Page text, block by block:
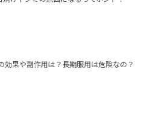
効果や副作用は？長期服用は危険なの？